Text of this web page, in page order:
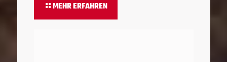
MEHR ERFAHREN